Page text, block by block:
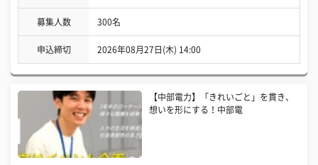
募集人数 300名
申込締切 2026年08月27日(木) 14:00
【中部電力】「きれいごと」を貫き、
想いを形にする！中部電